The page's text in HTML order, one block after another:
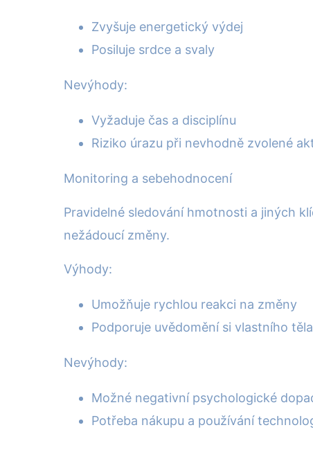
Zvyšuje energetický výdej
Posiluje srdce a svaly
Nevýhody:
Vyžaduje čas a disciplínu
Riziko úrazu při nevhodně zvolené
Monitoring a sebehodnocení
Pravidelné sledování hmotnosti a jiných
nežádoucí změny.
Výhody:
Umožňuje rychlou reakci na změny
Podporuje uvědomění si vlastního
Nevýhody:
Možné negativní psychologické
Potřeba nákupu a používání